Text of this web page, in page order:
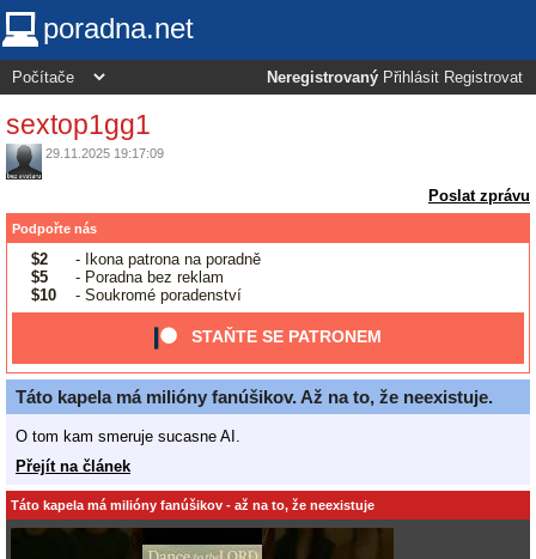
poradna.net
Neregistrovaný Přihlásit Registrovat
sextop1gg1
29.11.2025 19:17:09
Poslat zprávu
Podpořte nás
$2
- Ikona patrona na poradně
$5
- Poradna bez reklam
$10
- Soukromé poradenství
STAŇTE SE PATRONEM
Táto kapela má milióny fanúšikov. Až na to, že neexistuje.
O tom kam smeruje sucasne AI.
Přejít na článek
Táto kapela má milióny fanúšikov - až na to, že neexistuje